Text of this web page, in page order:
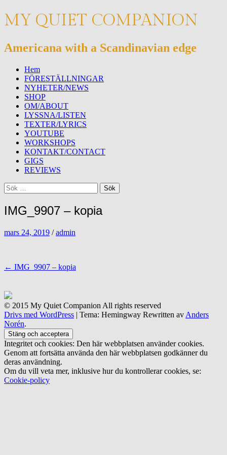
MY QUIET COMPANION
Americana with a Scandinavian edge
Meny
Hoppa
innehåll
Hem
FÖRESTÄLLNINGAR
NYHETER/NEWS
SHOP
OM/ABOUT
LYSSNA/LISTEN
TEXTER/LYRICS
YOUTUBE
WORKSHOPS
KONTAKT/CONTACT
GIGS
REVIEWS
Sök
Sök
efter:
IMG_9907 – kopia
mars 24, 2019 /admin
Inläggsnavigering
← IMG_9907 – kopia
© 2015 My Quiet Companion All rights reserved
Drivs med WordPress | Tema: Hemingway Rewritten av Anders
Norén.
Integritet och cookies: Den här webbplatsen använder cookies.
Genom att fortsätta använda den här webbplatsen godkänner du
deras användning.
Om du vill veta mer, inklusive hur du kontrollerar cookies, se:
Cookie-policy